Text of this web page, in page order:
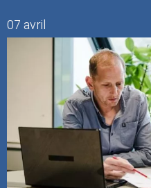
07 avril